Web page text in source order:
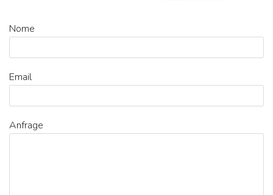
Nome
Email
Anfrage